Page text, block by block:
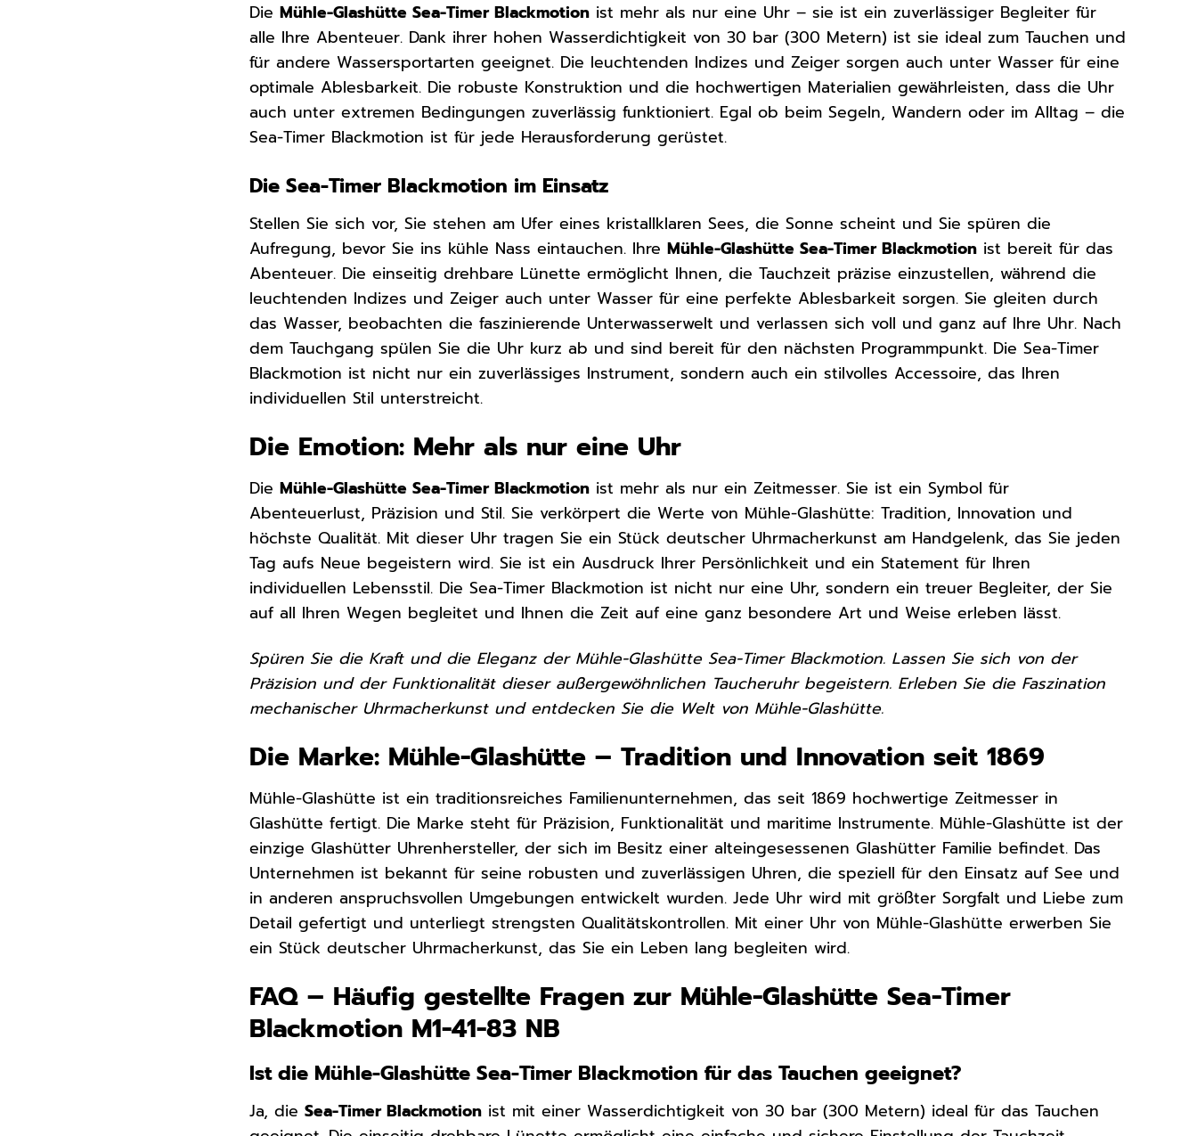
DieMühle-Glashütte Sea-Timer Blackmotion ist mehr als nur eine Uhr – sie ist ein zuverlässiger Begleiter für
alle Ihre Abenteuer. Dank ihrer hohen Wasserdichtigkeit von 30 bar (300 Metern) ist sie ideal zum Tauchen und
für andere Wassersportarten geeignet. Die leuchtenden Indizes und Zeiger sorgen auch unter Wasser für eine
optimale Ablesbarkeit. Die robuste Konstruktion und die hochwertigen Materialien gewährleisten, dass die Uhr
auch unter extremen Bedingungen zuverlässig funktioniert. Egal ob beim Segeln, Wandern oder im Alltag – die
Sea-Timer Blackmotion ist für jede Herausforderung gerüstet.
Die Sea-Timer Blackmotion im Einsatz
Stellen Sie sich vor, Sie stehen am Ufer eines kristallklaren Sees, die Sonne scheint und Sie spüren die
Aufregung, bevor Sie ins kühle Nass eintauchen. IhreMühle-Glashütte Sea-Timer Blackmotion ist bereit für das
Abenteuer. Die einseitig drehbare Lünette ermöglicht Ihnen, die Tauchzeit präzise einzustellen, während die
leuchtenden Indizes und Zeiger auch unter Wasser für eine perfekte Ablesbarkeit sorgen. Sie gleiten durch
das Wasser, beobachten die faszinierende Unterwasserwelt und verlassen sich voll und ganz auf Ihre Uhr. Nach
dem Tauchgang spülen Sie die Uhr kurz ab und sind bereit für den nächsten Programmpunkt. Die Sea-Timer
Blackmotion ist nicht nur ein zuverlässiges Instrument, sondern auch ein stilvolles Accessoire, das Ihren
individuellen Stil unterstreicht.
Die Emotion: Mehr als nur eine Uhr
DieMühle-Glashütte Sea-Timer Blackmotion ist mehr als nur ein Zeitmesser. Sie ist ein Symbol für
Abenteuerlust, Präzision und Stil. Sie verkörpert die Werte von Mühle-Glashütte: Tradition, Innovation und
höchste Qualität. Mit dieser Uhr tragen Sie ein Stück deutscher Uhrmacherkunst am Handgelenk, das Sie jeden
Tag aufs Neue begeistern wird. Sie ist ein Ausdruck Ihrer Persönlichkeit und ein Statement für Ihren
individuellen Lebensstil. Die Sea-Timer Blackmotion ist nicht nur eine Uhr, sondern ein treuer Begleiter, der Sie
auf all Ihren Wegen begleitet und Ihnen die Zeit auf eine ganz besondere Art und Weise erleben lässt.
Spüren Sie die Kraft und die Eleganz der Mühle-Glashütte Sea-Timer Blackmotion. Lassen Sie sich von der
Präzision und der Funktionalität dieser außergewöhnlichen Taucheruhr begeistern. Erleben Sie die Faszination
mechanischer Uhrmacherkunst und entdecken Sie die Welt von Mühle-Glashütte.
Die Marke: Mühle-Glashütte – Tradition und Innovation seit 1869
Mühle-Glashütte ist ein traditionsreiches Familienunternehmen, das seit 1869 hochwertige Zeitmesser in
Glashütte fertigt. Die Marke steht für Präzision, Funktionalität und maritime Instrumente. Mühle-Glashütte ist der
einzige Glashütter Uhrenhersteller, der sich im Besitz einer alteingesessenen Glashütter Familie befindet. Das
Unternehmen ist bekannt für seine robusten und zuverlässigen Uhren, die speziell für den Einsatz auf See und
in anderen anspruchsvollen Umgebungen entwickelt wurden. Jede Uhr wird mit größter Sorgfalt und Liebe zum
Detail gefertigt und unterliegt strengsten Qualitätskontrollen. Mit einer Uhr von Mühle-Glashütte erwerben Sie
ein Stück deutscher Uhrmacherkunst, das Sie ein Leben lang begleiten wird.
FAQ – Häufig gestellte Fragen zur Mühle-Glashütte Sea-Timer
Blackmotion M1-41-83 NB
Ist die Mühle-Glashütte Sea-Timer Blackmotion für das Tauchen geeignet?
Ja, dieSea-Timer Blackmotion ist mit einer Wasserdichtigkeit von 30 bar (300 Metern) ideal für das Tauchen